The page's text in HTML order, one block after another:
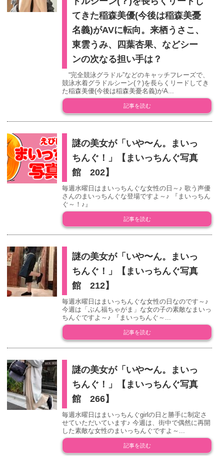
てきた稲森美優(今後は稲森美憂
名義)がAVに転向。来栖うさこ、
東雲うみ、四葉杏果、などシー
ンの次なる担い手は？
“完全競泳グラドル”などのキャッチフレーズで、
競泳水着グラドルシーン(？)を長らくリードしてき
た稲森美優(今後は稲森美憂名義)がA...
記事を読む
謎の美女が「いや〜ん。まいっ
ちんぐ！」【まいっちんぐ写真
館 202】
毎週水曜日はまいっちんぐな女性の日～♪ 歌う声優
さんのまいっちんぐな登場ですよ～♪ 『まいっちん
ぐ～！♪』
記事を読む
謎の美女が「いや〜ん。まいっ
ちんぐ！」【まいっちんぐ写真
館 212】
毎週水曜日はまいっちんぐな女性の日なのです～♪
今週は「ぶん福ちゃがま」な女の子の素敵なまいっ
ちんぐですよ～♪ 『まいっちんぐ～...
記事を読む
謎の美女が「いや〜ん。まいっ
ちんぐ！」【まいっちんぐ写真
館 266】
毎週水曜日はまいっちんぐgirlの日と勝手に制定さ
せていただいています♪ 今週は、街中で偶然に再開
した素敵な女性のまいっちんぐですよ～...
記事を読む